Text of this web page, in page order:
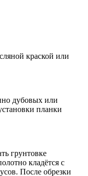
краской или
дубовых или
планки
грунтовке
кладётся с
После обрезки